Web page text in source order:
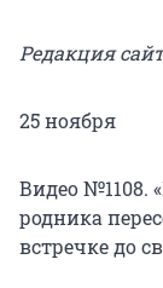
Редакция
25 ноября
Видео №1108.
родника
встречке до